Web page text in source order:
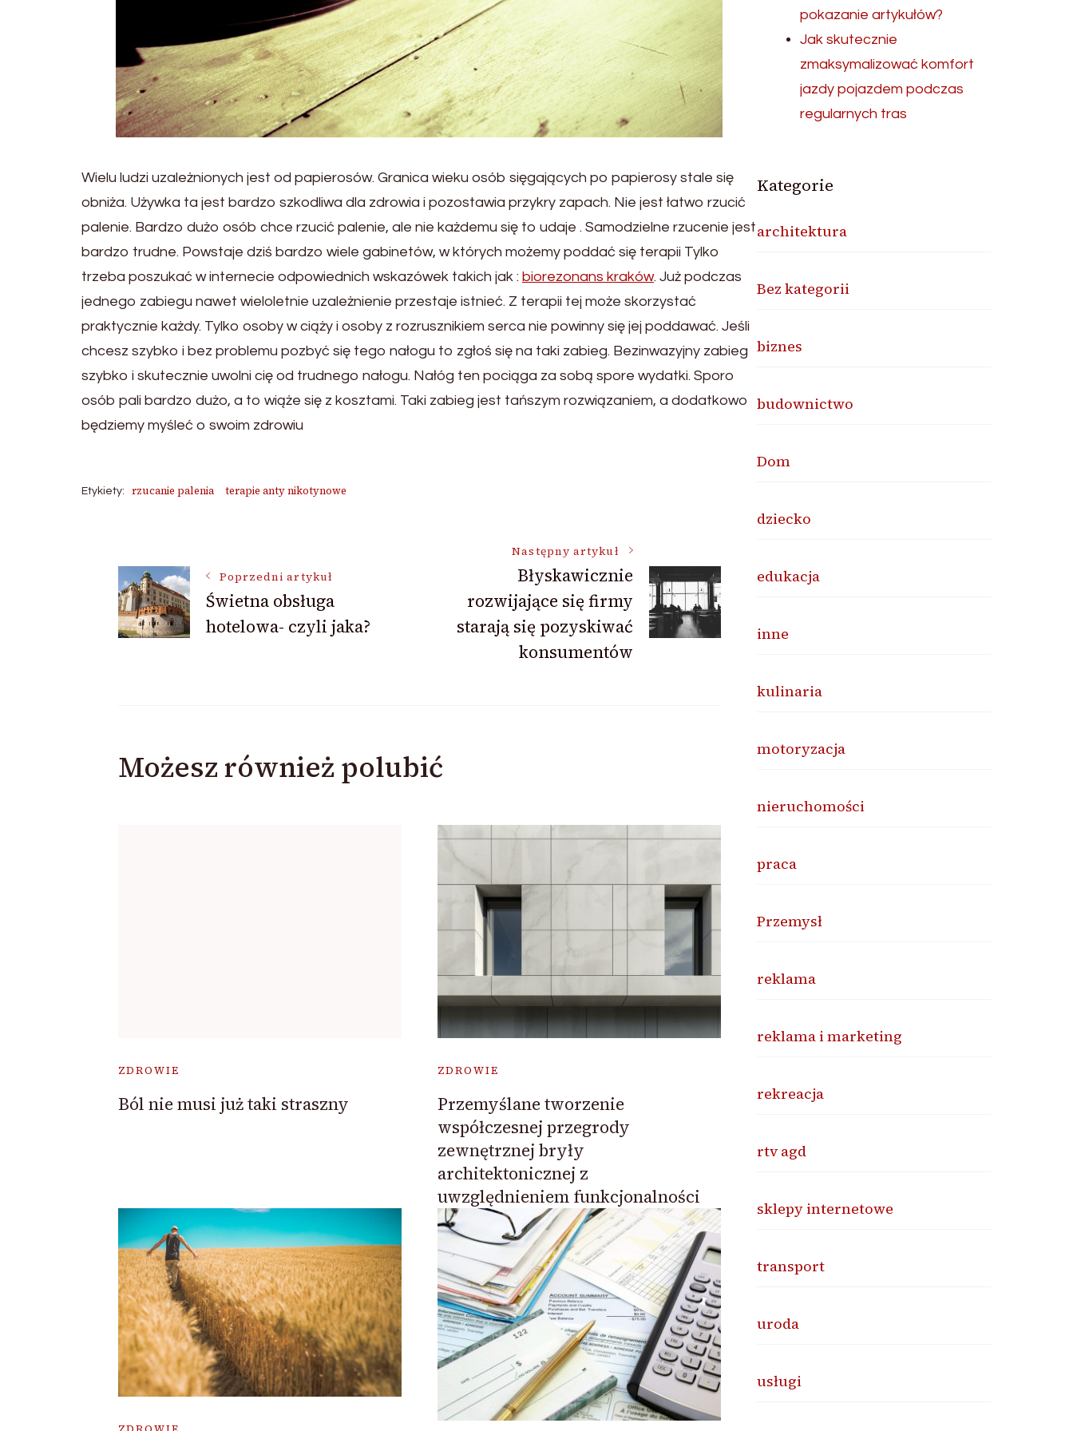
Wielu ludzi uzależnionych jest od papierosów. Granica wieku osób sięgających po papierosy stale się
obniża. Używka ta jest bardzo szkodliwa dla zdrowia i pozostawia przykry zapach. Nie jest łatwo rzucić
palenie. Bardzo dużo osób chce rzucić palenie, ale nie każdemu się to udaje . Samodzielne rzucenie jest
bardzo trudne. Powstaje dziś bardzo wiele gabinetów, w których możemy poddać się terapii Tylko
trzeba poszukać w internecie odpowiednich wskazówek takich jak : biorezonans kraków. Już podczas
jednego zabiegu nawet wieloletnie uzależnienie przestaje istnieć. Z terapii tej może skorzystać
praktycznie każdy. Tylko osoby w ciąży i osoby z rozrusznikiem serca nie powinny się jej poddawać. Jeśli
chcesz szybko i bez problemu pozbyć się tego nałogu to zgłoś się na taki zabieg. Bezinwazyjny zabieg
szybko i skutecznie uwolni cię od trudnego nałogu. Nałóg ten pociąga za sobą spore wydatki. Sporo
osób pali bardzo dużo, a to wiąże się z kosztami. Taki zabieg jest tańszym rozwiązaniem, a dodatkowo
będziemy myśleć o swoim zdrowiu
Etykiety: rzucanie palenia terapie anty nikotynowe
Nawigacja
wpisu
Poprzedni artykuł
Świetna obsługa
hotelowa- czyli jaka?
Następny artykuł
Błyskawicznie
rozwijające się firmy
starają się pozyskiwać
konsumentów
Możesz również polubić
ZDROWIE
Ból nie musi już taki straszny
ZDROWIE
Przemyślane tworzenie
współczesnej przegrody
zewnętrznej bryły
architektonicznej z
uwzględnieniem funkcjonalności
pokazanie artykułów?
Jak skutecznie
zmaksymalizować komfort
jazdy pojazdem podczas
regularnych tras
Kategorie
architektura
Bez kategorii
biznes
budownictwo
Dom
dziecko
edukacja
inne
kulinaria
motoryzacja
nieruchomości
praca
Przemysł
reklama
reklama i marketing
rekreacja
rtv agd
sklepy internetowe
transport
uroda
usługi